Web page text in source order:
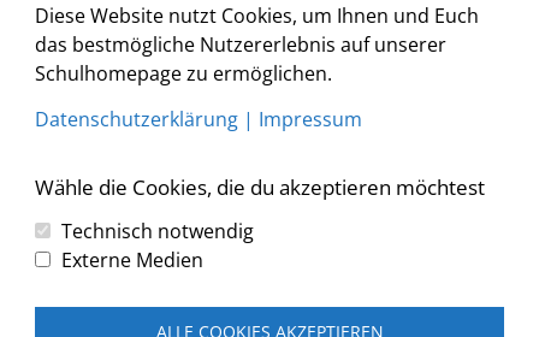
< <2026>
August
>
Copyright © 2026 Grundschule und Mittelschule Augsburg-
Diese Website nutzt Cookies, um Ihnen und Euch
das bestmögliche Nutzererlebnis auf unserer
Schulhomepage zu ermöglichen.
Datenschutzerklärung | Impressum
Wähle die Cookies, die du akzeptieren möchtest
Technisch notwendig
Externe Medien
ALLE COOKIES AKZEPTIEREN